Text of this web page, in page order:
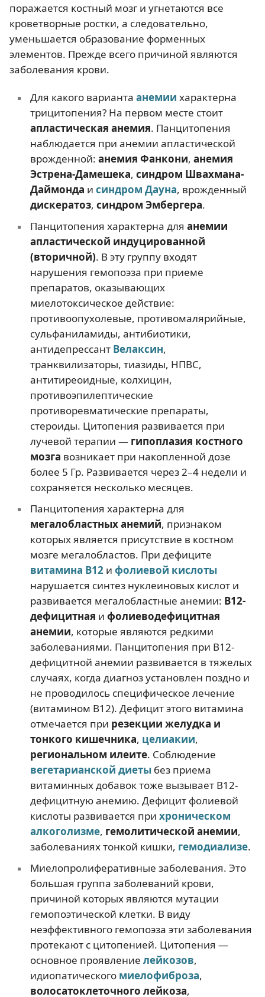
поражается костный мозг и угнетаются все
кроветворные ростки, а следовательно,
уменьшается образование форменных
элементов. Прежде всего причиной являются
заболевания крови.
Для какого варианта анемии характерна
трицитопения? На первом месте стоит
апластическая анемия. Панцитопения
наблюдается при анемии апластической
врожденной: анемия Фанкони, анемия
Эстрена-Дамешека, синдром Швахмана-
Даймонда и синдром Дауна, врожденный
дискератоз, синдром Эмбергера.
Панцитопения характерна для анемии
апластической индуцированной
(вторичной). В эту группу входят
нарушения гемопоэза при приеме
препаратов, оказывающих
миелотоксическое действие:
противоопухолевые, противомалярийные,
сульфаниламиды, антибиотики,
антидепрессант Велаксин,
транквилизаторы, тиазиды, НПВС,
антитиреоидные, колхицин,
противоэпилептические
противоревматические препараты,
стероиды. Цитопения развивается при
лучевой терапии — гипоплазия костного
мозга возникает при накопленной дозе
более 5 Гр. Развивается через 2–4 недели и
сохраняется несколько месяцев.
Панцитопения характерна для
мегалобластных анемий, признаком
которых является присутствие в костном
мозге мегалобластов. При дефиците
витамина В12и фолиевой кислоты
нарушается синтез нуклеиновых кислот и
развивается мегалобластные анемии: В12-
дефицитная и фолиеводефицитная
анемии, которые являются редкими
заболеваниями. Панцитопения при В12-
дефицитной анемии развивается в тяжелых
случаях, когда диагноз установлен поздно и
не проводилось специфическое лечение
(витамином В12). Дефицит этого витамина
отмечается при резекции желудка и
тонкого кишечника, целиакии,
региональном илеите. Соблюдение
вегетарианской диетыбез приема
витаминных добавок тоже вызывает В12-
дефицитную анемию. Дефицит фолиевой
кислоты развивается при хроническом
алкоголизме, гемолитической анемии,
заболеваниях тонкой кишки, гемодиализе.
Миелопролиферативные заболевания. Это
большая группа заболеваний крови,
причиной которых являются мутации
гемопоэтической клетки. В виду
неэффективного гемопоэза эти заболевания
протекают с цитопенией. Цитопения —
основное проявление лейкозов,
идиопатического миелофиброза,
волосатоклеточного лейкоза,